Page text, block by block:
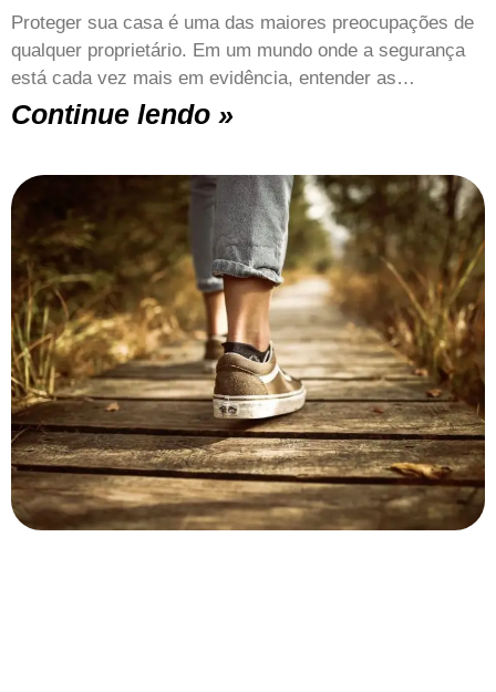
Proteger sua casa é uma das maiores preocupações de
qualquer proprietário. Em um mundo onde a segurança
está cada vez mais em evidência, entender as…
Continue lendo »